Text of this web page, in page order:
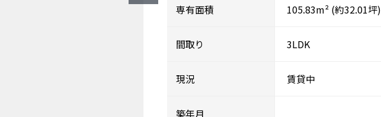
専有面積 105.83m² (約32.01坪)
間取り 3LDK
現況 賃貸中
築年月